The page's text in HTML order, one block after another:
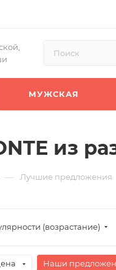
МУЖСКАЯ
из
— Лучшие предложения
(возрастание)
Наши